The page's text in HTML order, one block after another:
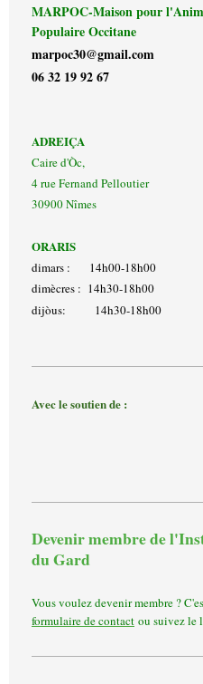
MARPOC-Maison pour
Populaire Occitane
marpoc30@gmail.com
06 32 19 92 67
ADREIÇA
Caire d'Òc,
4 rue Fernand Pelloutier
30900 Nîmes
ORARIS
dimars : 14h00-18h00
dimècres : 14h30-18h00
dijòus: 14h30-18h00
Avec le soutien de :
Devenir membre de
du Gard
Vous voulez devenir membre ?
formulaire de contact ou suivez le